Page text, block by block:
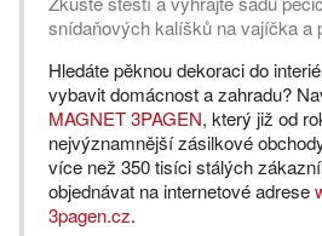
snídaňových kalíšků na vajíčka a
Hledáte pěknou dekoraci do
vybavit domácnost a zahradu?
MAGNET 3PAGEN, který již od
nejvýznamnější zásilkové
více než 350 tisíci stálých
objednávat na internetové adrese
3pagen.cz.